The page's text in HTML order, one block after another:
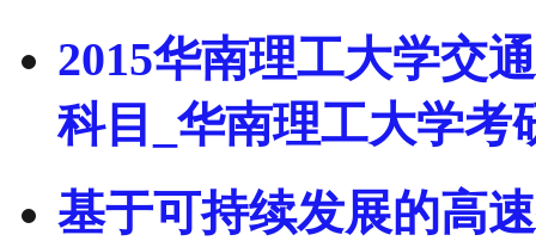
2015华南理工大学交
科目_华南理工大学考
基于可持续发展的高